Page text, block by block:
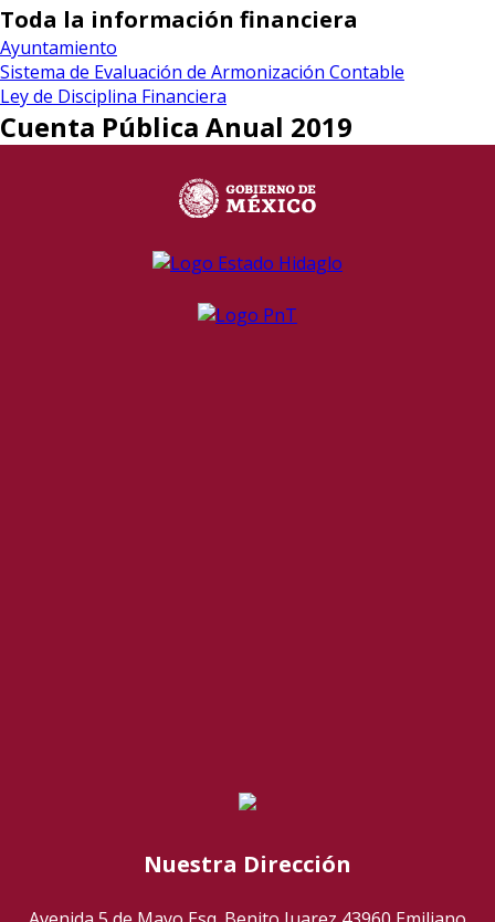
Toda la información financiera
Ayuntamiento
Sistema de Evaluación de Armonización Contable
Ley de Disciplina Financiera
Cuenta Pública Anual 2019
Nuestra Dirección